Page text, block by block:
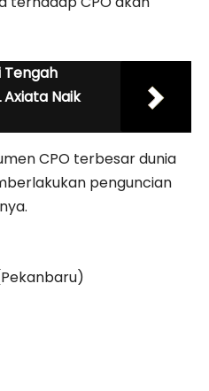
Tengah
Naik
CPO terbesar dunia
penguncian